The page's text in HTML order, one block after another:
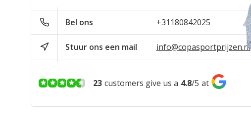
Bel ons +31180842025
Stuur ons een mail info@copasportprijzen.nl
23 customers give us a 4.8/5 at